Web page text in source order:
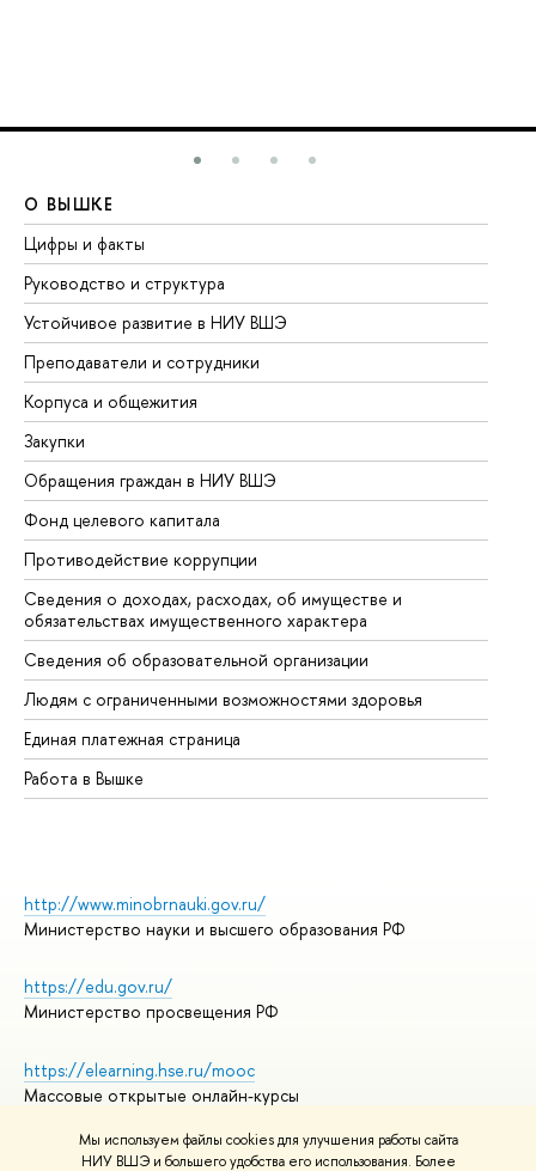
Мы используем файлы cookies для улучшения работы сайта
НИУ ВШЭ и большего удобства его использования. Более
О ВЫШКЕ
Цифры и факты
Руководство и структура
Устойчивое развитие в НИУ ВШЭ
Преподаватели и сотрудники
Корпуса и общежития
Закупки
Обращения граждан в НИУ ВШЭ
Фонд целевого капитала
Противодействие коррупции
Сведения о доходах, расходах, об имуществе и
обязательствах имущественного характера
Сведения об образовательной организации
Людям с ограниченными возможностями здоровья
Единая платежная страница
Работа в Вышке
http://www.minobrnauki.gov.ru/
Министерство науки и высшего образования РФ
https://edu.gov.ru/
Министерство просвещения РФ
https://elearning.hse.ru/mooc
Массовые открытые онлайн-курсы